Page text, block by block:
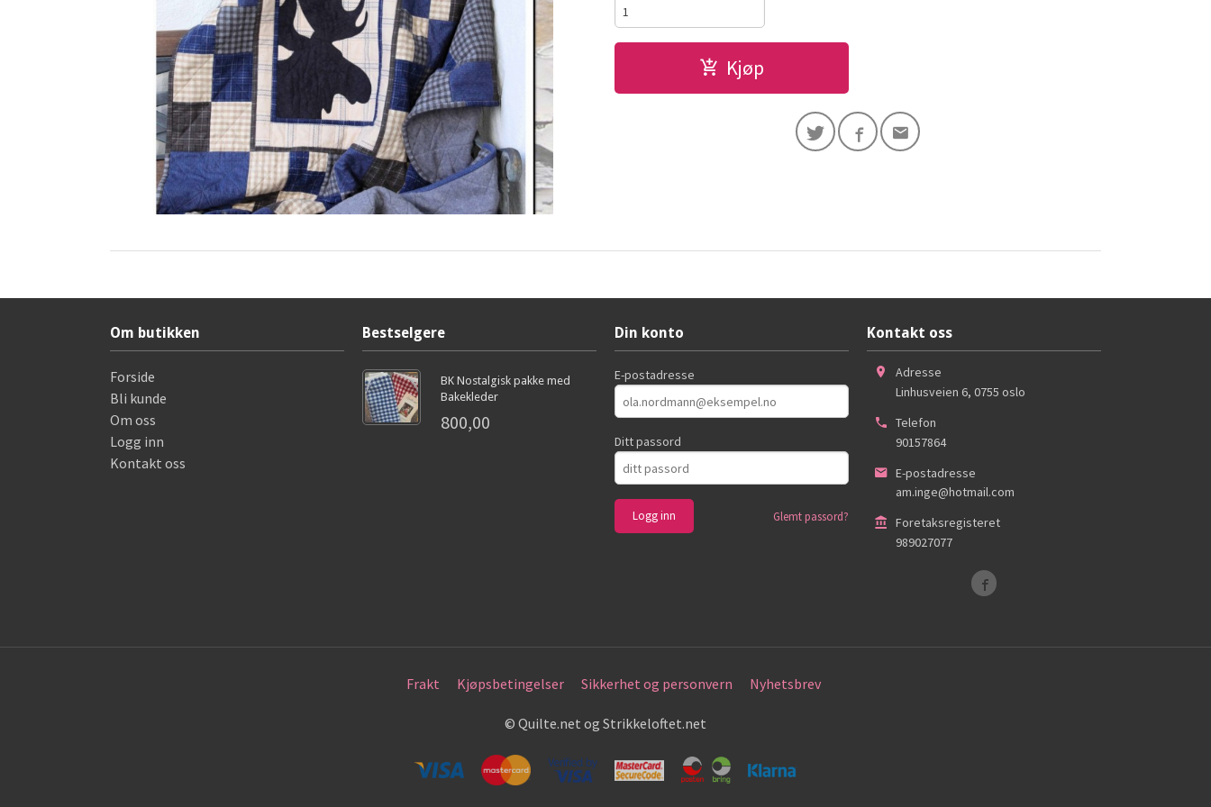
Kjøp
Om butikken
Forside
Bli kunde
Om oss
Logg inn
Kontakt oss
Bestselgere
BK Nostalgisk pakke med
Bakekleder
800,00
Din konto
E-postadresse
Ditt passord
Glemt passord?
Kontakt oss
Adresse
Linhusveien 6, 0755 oslo
Telefon
90157864
E-postadresse
am.inge@hotmail.com
Foretaksregisteret
989027077
Frakt Kjøpsbetingelser Sikkerhet og personvern Nyhetsbrev
© Quilte.net og Strikkeloftet.net